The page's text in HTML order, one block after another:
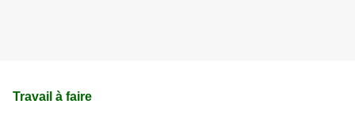
Travail à faire